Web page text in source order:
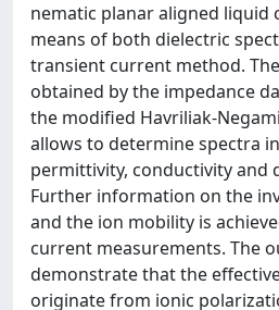
nematic planar aligned liquid
means of both dielectric
transient current method.
obtained by the impedance
the modified Havriliak-
allows to determine spectra
permittivity, conductivity and
Further information on the
and the ion mobility is
current measurements. The
demonstrate that the
originate from ionic